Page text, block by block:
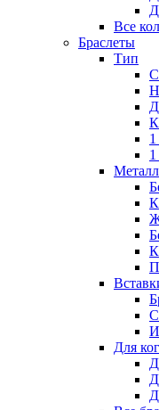
Все
Браслеты
Тип
Металл
Для